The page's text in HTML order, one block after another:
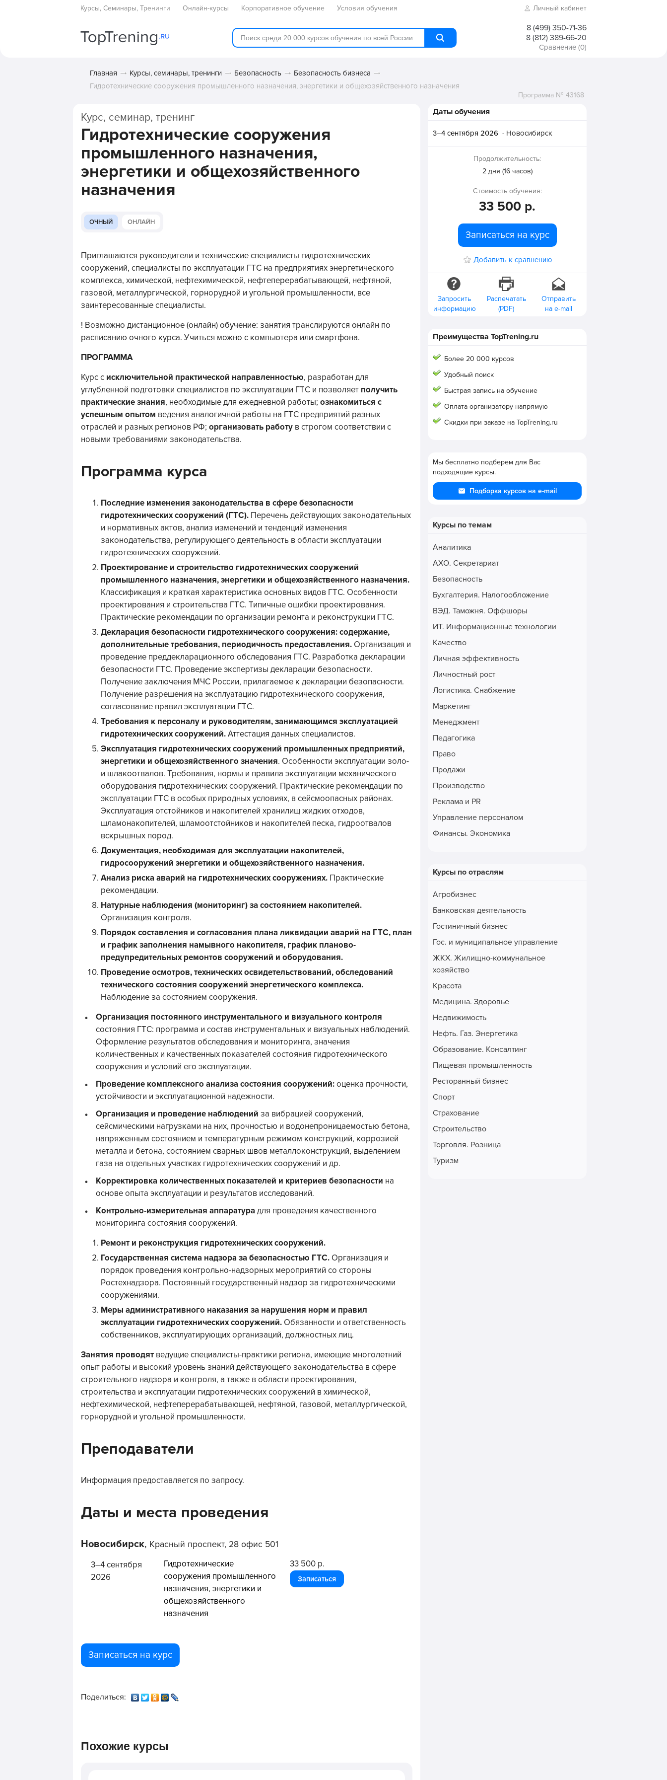
Курсы, Семинары, Тренинги Онлайн-курсы Корпоративное обучение Условия обучения Личный кабинет
8 (499) 350-71-36
8 (812) 389-66-20
Сравнение (0)
Главная Курсы, семинары, тренинги Безопасность
Безопасность бизнеса
Гидротехнические сооружения промышленного назначения, энергетики и общехозяйственного назначения
Курс, семинар, тренинг
Гидротехнические сооружения
промышленного назначения,
энергетики и общехозяйственного
назначения
ОЧНЫЙ ОНЛАЙН
Приглашаются руководители и технические специалисты гидротехнических
сооружений, специалисты по эксплуатации ГТС на предприятиях энергетического
комплекса, химической, нефтехимической, нефтеперерабатывающей, нефтяной,
газовой, металлургической, горнорудной и угольной промышленности, все
заинтересованные специалисты.
! Возможно дистанционное (онлайн) обучение: занятия транслируются онлайн по
расписанию очного курса. Учиться можно с компьютера или смартфона.
ПРОГРАММА
Курс с исключительной практической направленностью, разработан для
углубленной подготовки специалистов по эксплуатации ГТС и позволяет получить
практические знания, необходимые для ежедневной работы; ознакомиться с
успешным опытом ведения аналогичной работы на ГТС предприятий разных
отраслей и разных регионов РФ; организовать работу в строгом соответствии с
новыми требованиями законодательства.
Программа курса
Последние изменения законодательства в сфере безопасности
гидротехнических сооружений (ГТС). Перечень действующих законодательных
и нормативных актов, анализ изменений и тенденций изменения
законодательства, регулирующего деятельность в области эксплуатации
гидротехнических сооружений.
Проектирование и строительство гидротехнических сооружений
промышленного назначения, энергетики и общехозяйственного назначения.
Классификация и краткая характеристика основных видов ГТС. Особенности
проектирования и строительства ГТС. Типичные ошибки проектирования.
Практические рекомендации по организации ремонта и реконструкции ГТС.
Декларация безопасности гидротехнического сооружения: содержание,
дополнительные требования, периодичность предоставления. Организация и
проведение преддекларационного обследования ГТС. Разработка декларации
безопасности ГТС. Проведение экспертизы декларации безопасности.
Получение заключения МЧС России, прилагаемое к декларации безопасности.
Получение разрешения на эксплуатацию гидротехнического сооружения,
согласование правил эксплуатации ГТС.
Требования к персоналу и руководителям, занимающимся эксплуатацией
гидротехнических сооружений. Аттестация данных специалистов.
Эксплуатация гидротехнических сооружений промышленных предприятий,
энергетики и общехозяйственного значения. Особенности эксплуатации золо-
и шлакоотвалов. Требования, нормы и правила эксплуатации механического
оборудования гидротехнических сооружений. Практические рекомендации по
эксплуатации ГТС в особых природных условиях, в сейсмоопасных районах.
Эксплуатация отстойников и накопителей хранилищ жидких отходов,
шламонакопителей, шламоотстойников и накопителей песка, гидроотвалов
вскрышных пород.
Документация, необходимая для эксплуатации накопителей,
гидросооружений энергетики и общехозяйственного назначения.
Анализ риска аварий на гидротехнических сооружениях. Практические
рекомендации.
Натурные наблюдения (мониторинг) за состоянием накопителей.
Организация контроля.
Порядок составления и согласования плана ликвидации аварий на ГТС, план
и график заполнения намывного накопителя, график планово-
предупредительных ремонтов сооружений и оборудования.
Проведение осмотров, технических освидетельствований, обследований
технического состояния сооружений энергетического комплекса.
Наблюдение за состоянием сооружения.
Организация постоянного инструментального и визуального контроля
состояния ГТС: программа и состав инструментальных и визуальных наблюдений.
Оформление результатов обследования и мониторинга, значения
количественных и качественных показателей состояния гидротехнического
сооружения и условий его эксплуатации.
Проведение комплексного анализа состояния сооружений: оценка прочности,
устойчивости и эксплуатационной надежности.
Организация и проведение наблюдений за вибрацией сооружений,
сейсмическими нагрузками на них, прочностью и водонепроницаемостью бетона,
напряженным состоянием и температурным режимом конструкций, коррозией
металла и бетона, состоянием сварных швов металлоконструкций, выделением
газа на отдельных участках гидротехнических сооружений и др.
Корректировка количественных показателей и критериев безопасности на
основе опыта эксплуатации и результатов исследований.
Контрольно-измерительная аппаратура для проведения качественного
мониторинга состояния сооружений.
Ремонт и реконструкция гидротехнических сооружений.
Государственная система надзора за безопасностью ГТС. Организация и
порядок проведения контрольно-надзорных мероприятий со стороны
Ростехнадзора. Постоянный государственный надзор за гидротехническими
сооружениями.
Меры административного наказания за нарушения норм и правил
эксплуатации гидротехнических сооружений. Обязанности и ответственность
собственников, эксплуатирующих организаций, должностных лиц.
Занятия проводят ведущие специалисты-практики региона, имеющие многолетний
опыт работы и высокий уровень знаний действующего законодательства в сфере
строительного надзора и контроля, а также в области проектирования,
строительства и эксплуатации гидротехнических сооружений в химической,
нефтехимической, нефтеперерабатывающей, нефтяной, газовой, металлургической,
горнорудной и угольной промышленности.
Преподаватели
Информация предоставляется по запросу.
Даты и места проведения
Новосибирск, Красный проспект, 28 офис 501
3–4 сентября
2026
Гидротехнические
сооружения промышленного
назначения, энергетики и
общехозяйственного
назначения
33 500 р.
Записаться
Записаться на курс
Поделиться:
Похожие курсы
Программа № 43168
Даты обучения
3–4 сентября 2026 - Новосибирск
Продолжительность:
2 дня (16 часов)
Стоимость обучения:
33 500 р.
Записаться на курс
Добавить к сравнению
Запросить
информацию
Распечатать
(PDF)
Отправить
на e-mail
Преимущества TopTrening.ru
Более 20 000 курсов
Удобный поиск
Быстрая запись на обучение
Оплата организатору напрямую
Скидки при заказе на TopTrening.ru
Мы бесплатно подберем для Вас
подходящие курсы.
Подборка курсов на e-mail
Курсы по темам
Аналитика
АХО. Секретариат
Безопасность
Бухгалтерия. Налогообложение
ВЭД. Таможня. Оффшоры
ИТ. Информационные технологии
Качество
Личная эффективность
Личностный рост
Логистика. Снабжение
Маркетинг
Менеджмент
Педагогика
Право
Продажи
Производство
Реклама и PR
Управление персоналом
Финансы. Экономика
Курсы по отраслям
Агробизнес
Банковская деятельность
Гостиничный бизнес
Гос. и муниципальное управление
ЖКХ. Жилищно-коммунальное
хозяйство
Красота
Медицина. Здоровье
Недвижимость
Нефть. Газ. Энергетика
Образование. Консалтинг
Пищевая промышленность
Ресторанный бизнес
Спорт
Страхование
Строительство
Торговля. Розница
Туризм